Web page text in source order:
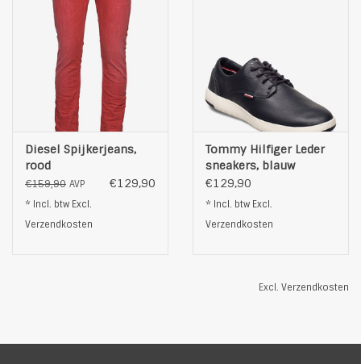
Diesel Spijkerjeans,
rood
€159,90 AVP €129,90
* Incl. btw Excl.
Verzendkosten
Tommy Hilfiger Leder
sneakers, blauw
€129,90
* Incl. btw Excl.
Verzendkosten
Excl. Verzendkosten